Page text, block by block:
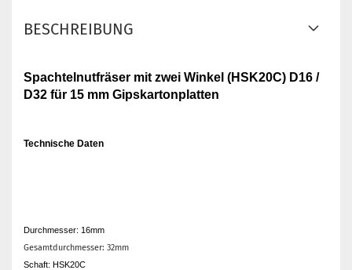
BESCHREIBUNG
Spachtelnutfräser mit zwei Winkel (HSK20C) D16 /
D32 für 15 mm Gipskartonplatten
Technische Daten
Durchmesser: 16mm
Gesamtdurchmesser: 32mm
Schaft: HSK20C